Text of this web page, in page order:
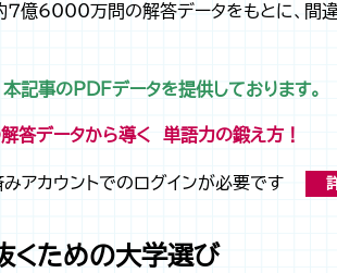
７億6000万問の解答データをもとに、間
記事のPDFデータを提供しております。
解答データから導く 単語力の鍛え方！
アカウントでのログインが必要です
くための大学選び